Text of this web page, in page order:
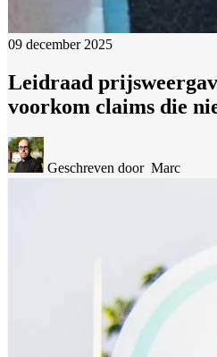
09 december 2025
Leidraad
voorkom claims die
Geschreven door Marc